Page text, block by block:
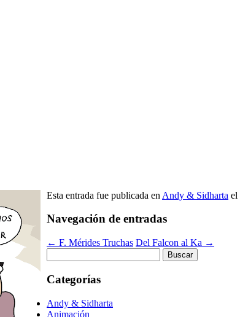
Esta entrada fue publicada en Andy & Sidharta el
Navegación de entradas
← F. Mérides Truchas Del Falcon al Ka →
Categorías
Andy & Sidharta
Animación